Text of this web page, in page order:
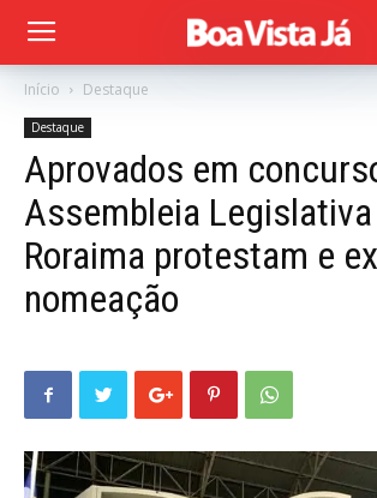
Início Destaque
Destaque
Aprovados em
Assembleia
Roraima protestam e
nomeação